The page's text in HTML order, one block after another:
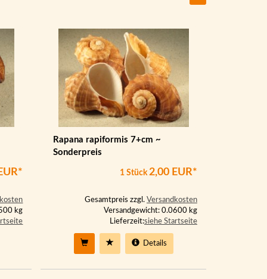
kg
Rapana rapiformis 7+cm ~
Sonderpreis
1 Stück2,00 EUR*
Gesamtpreis zzgl. Versandkosten
Versandgewicht: 0.0600 kg
Lieferzeit:siehe Startseite
Details